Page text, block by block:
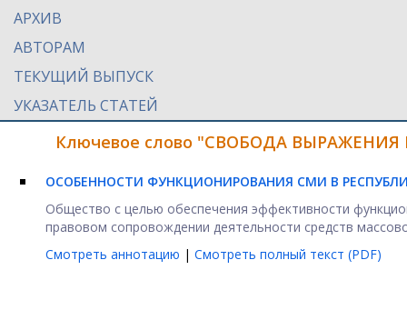
АРХИВ
АВТОРАМ
ТЕКУЩИЙ ВЫПУСК
УКАЗАТЕЛЬ СТАТЕЙ
Ключевое слово "СВОБОДА ВЫРАЖЕНИЯ
ОСОБЕННОСТИ ФУНКЦИОНИРОВАНИЯ СМИ В
Общество с целью обеспечения эффективности
правовом сопровождении деятельности средств
Смотреть аннотацию | Смотреть полный текст (PDF)